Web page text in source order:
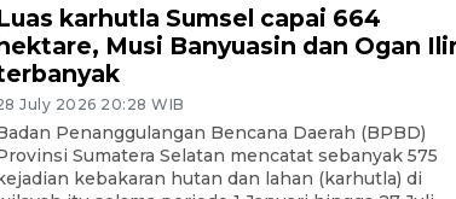
karhutla Sumsel capai 664
Musi Banyuasin dan Ogan
July 2026 20:28 WIB
Penanggulangan Bencana Daerah (BPBD)
Sumatera Selatan mencatat sebanyak 575
kebakaran hutan dan lahan (karhutla) di